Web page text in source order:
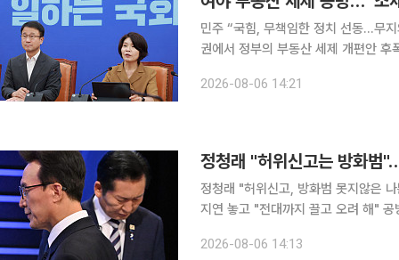
민주 “국힘, 무책임한 정치 선동…무지
권에서 정부의 부동산 세제 개편안
한정애 민주당 정책위의장은 6일 국
2026-08-06 14:21
정청래 "허위신고는 방화범
정청래 "허위신고, 방화범 못지않은
지연 놓고 "전대까지 끌고 오려 해" 공방 더불어민주당 8·17 전당대회에 출마한 정청래·김민
판했고, 김 후보는 "문제를 제기할 근
2026-08-06 14:13